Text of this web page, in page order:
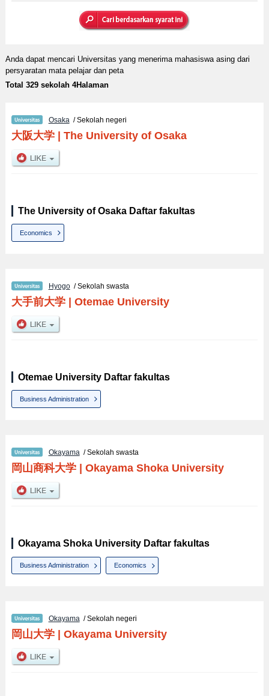
Anda dapat mencari Universitas yang menerima mahasiswa asing dari
persyaratan mata pelajar dan peta
Total 329 sekolah 4Halaman
Osaka / Sekolah negeri
大阪大学| The University of Osaka
The University of Osaka Daftar fakultas
Economics
Hyogo/ Sekolah swasta
大手前大学| Otemae University
Otemae University Daftar fakultas
Business Administration
Okayama/ Sekolah swasta
岡山商科大学| Okayama Shoka University
Okayama Shoka University Daftar fakultas
Business Administration Economics
Okayama/ Sekolah negeri
岡山大学| Okayama University